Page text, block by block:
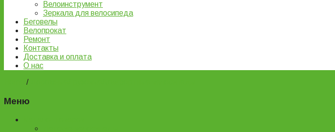
Велоинструмент
Зеркала для велосипеда
Беговелы
Велопрокат
Ремонт
Контакты
Доставка и оплата
О нас
/
Меню